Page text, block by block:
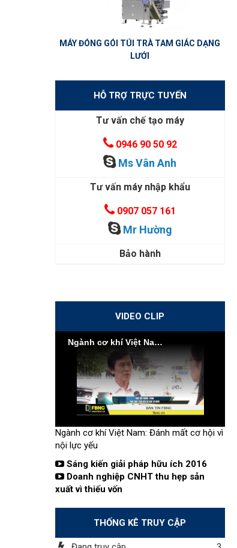
MÁY ĐÓNG GÓI TÚI TRÀ TAM GIÁC DẠNG
LƯỚI
HỖ TRỢ TRỰC TUYẾN
Tư vấn chế tạo máy
0946 90 50 92
Ms Vân Anh
Tư vấn máy nhập khẩu
0907 057 161
Mr Hường
Bảo hành
VIDEO CLIP
Ngành cơ khí Việt Nam: Đánh mất cơ hội vì nội lực yếu
Ngành cơ khí Việt Nam: Đánh mất cơ hội vì
nội lực yếu
Sáng kiến giải pháp hữu ích 2016
Doanh nghiệp CNHT thu hẹp sản
xuất vì thiếu vốn
THỐNG KÊ TRUY CẬP